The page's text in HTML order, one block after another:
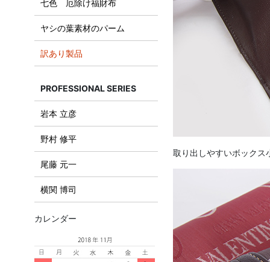
七色 厄除け福財布
ヤシの葉素材のパーム
訳あり製品
PROFESSIONAL SERIES
岩本 立彦
野村 修平
尾藤 元一
横関 博司
カレンダー
取り出しやすいボックス